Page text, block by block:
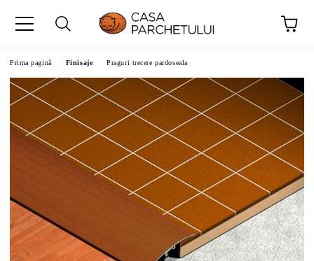
Prima pagină Finisaje Praguri trecere pardoseala